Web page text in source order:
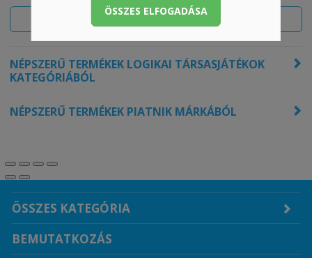
ÉRTÉKELÉSEK MEGTEKINTÉSE
NÉPSZERŰ TERMÉKEK LOGIKAI TÁRSASJÁTÉKOK
KATEGÓRIÁBÓL
NÉPSZERŰ TERMÉKEK PIATNIK MÁRKÁBÓL
ÖSSZES KATEGÓRIA
BEMUTATKOZÁS
ÖSSZES ELFOGADÁSA